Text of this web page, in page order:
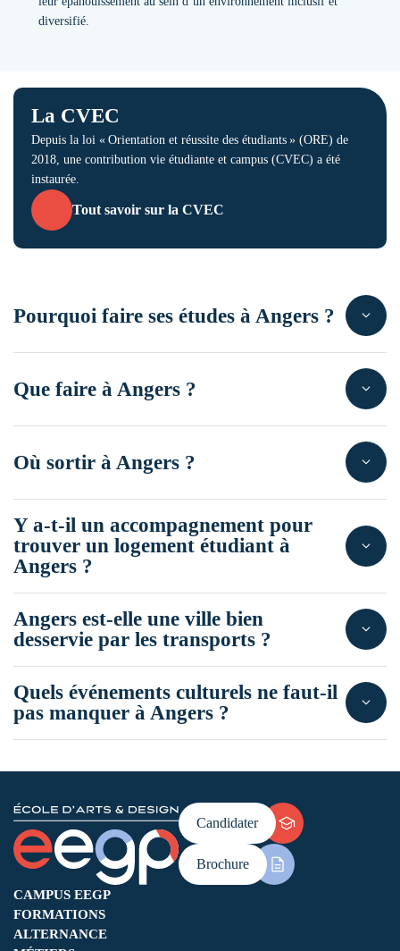
diversifié.
La CVEC
Depuis la loi « Orientation et réussite des étudiants » (ORE) de
2018, une contribution vie étudiante et campus (CVEC) a été
instaurée.
Tout savoir sur la CVEC
Pourquoi faire ses études à Angers ?
Que faire à Angers ?
Où sortir à Angers ?
Y a-t-il un accompagnement pour
trouver un logement étudiant à
Angers ?
Angers est-elle une ville bien
desservie par les transports ?
Quels événements culturels ne faut-il
pas manquer à Angers ?
Candidater
Brochure
CAMPUS EEGP
FORMATIONS
ALTERNANCE